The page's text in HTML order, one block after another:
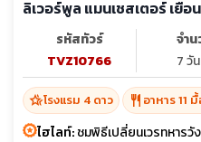
แตรตเฟิร์ดอะพอนเอวอน -
ลอนดอนอาย - มหาวิหารเวส
Oxford Street - ถนนคาร์นา
บริติช - ห้างสรรพสินค้าแฮร์ร
calendar_monthช่วงเวลาเดินท